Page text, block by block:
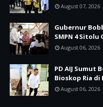
August 07, 2026
Gubernur
SMPN 4 Sitolu
August 06, 2026
PD AIJ Sumut
Bioskop Ria di
August 06, 2026